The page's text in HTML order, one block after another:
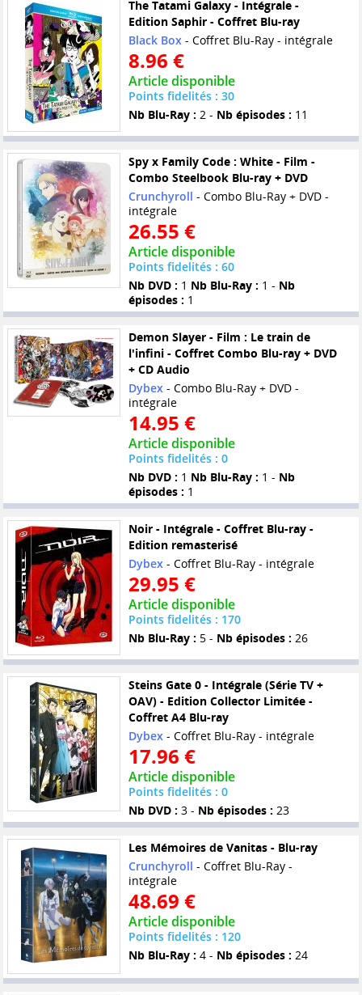
The Tatami Galaxy - Intégrale -
Edition Saphir - Coffret Blu-ray
Black Box- Coffret Blu-Ray - intégrale
8.96 €
Article disponible
Points fidelités : 30
Nb Blu-Ray : 2 - Nb épisodes : 11
Spy x Family Code : White - Film -
Combo Steelbook Blu-ray + DVD
Crunchyroll - Combo Blu-Ray + DVD -
intégrale
26.55 €
Article disponible
Points fidelités : 60
Nb DVD : 1 Nb Blu-Ray : 1 - Nb
épisodes : 1
Demon Slayer - Film : Le train de
l'infini - Coffret Combo Blu-ray + DVD
+ CD Audio
Dybex- Combo Blu-Ray + DVD -
intégrale
14.95 €
Article disponible
Points fidelités : 0
Nb DVD : 1 Nb Blu-Ray : 1 - Nb
épisodes : 1
Noir - Intégrale - Coffret Blu-ray -
Edition remasterisé
Dybex- Coffret Blu-Ray - intégrale
29.95 €
Article disponible
Points fidelités : 170
Nb Blu-Ray : 5 - Nb épisodes : 26
Steins Gate 0 - Intégrale (Série TV +
OAV) - Edition Collector Limitée -
Coffret A4 Blu-ray
Dybex- Coffret Blu-Ray - intégrale
17.96 €
Article disponible
Points fidelités : 0
Nb DVD : 3 - Nb épisodes : 23
Les Mémoires de Vanitas - Blu-ray
Crunchyroll - Coffret Blu-Ray -
intégrale
48.69 €
Article disponible
Points fidelités : 120
Nb Blu-Ray : 4 - Nb épisodes : 24